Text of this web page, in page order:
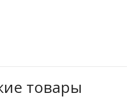
товары